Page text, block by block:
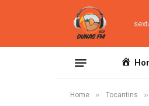
Home » Tocantins »